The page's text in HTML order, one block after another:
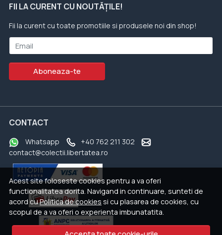
Acest site foloseste cookies pentru a va oferi
functionalitatea dorita. Navigand in continuare, sunteti de
acord cuPolitica de cookies si cu plasarea de cookies, cu
scopul de a va oferi o experienta imbunatatita.
FII LA CURENT CU NOUTĂȚILE!
Fii la curent cu toate promotiile si produsele noi din shop!
Email
Aboneaza-te
CONTACT
Whatsapp
+40 762 211 302
contact@colectii.libertatea.ro